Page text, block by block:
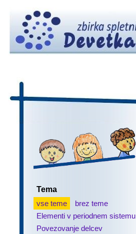
Tema
vse teme
brez teme
Elementi v periodnem sistemu
Povezovanje delcev